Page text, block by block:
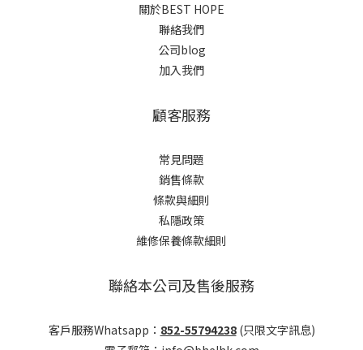
關於BEST HOPE
聯絡我們
公司blog
加入我們
顧客服務
常見問題
銷售條款
條款與細則
私隱政策
維修保養條款細則
聯絡本公司及售後服務
客戶服務Whatsapp： 852-55794238(只限文字訊息)